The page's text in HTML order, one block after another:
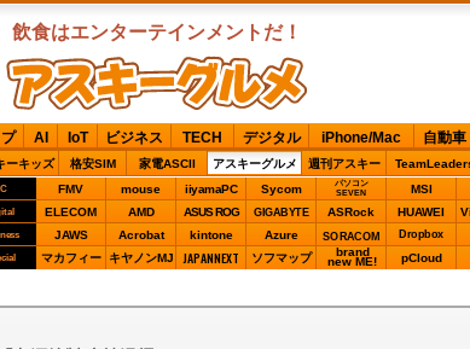
飲食はエンターテインメントだ！
グルメ
プ AI IoT ビジネス TECH デジタル iPhone/Mac 自動車
ーキッズ 格安SIM 家電ASCII アスキーグルメ 週刊アスキー
FMV mouse iiyamaPC Sycom
パソコン
SEVEN
MSI
ELECOM AMD ASUS ROG GIGABYTE ASRock HUAWEI
JAWS Acrobat kintone Azure SORACOM Dropbox
マカフィー キヤノンMJ JAPANNEXT ソフマップ brand
new ME! pCloud